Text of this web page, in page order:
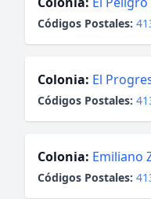
Códigos Postales:
Colonia: El
Códigos Postales:
Colonia: Emiliano
Códigos Postales: